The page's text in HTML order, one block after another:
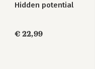
Hidden potential
€ 22,99